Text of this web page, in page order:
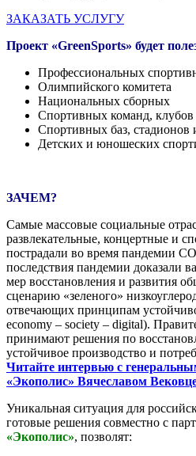
ЗАКАЗАТЬ УСЛУГУ
Проект «GreenSports» будет
Профессиональных
Олимпийского комитета
Национальных сборных
Спортивных команд, клубов
Спортивных баз, стадионов
Детских и юношеских
ЗАЧЕМ?
Самые массовые социальные
развлекательные, концертные и
пострадали во время пандемии
последствия пандемии доказали
мер восстановления и развития
сценарию «зеленого»
отвечающих принципам
economy – society – digital).
принимают решения по
устойчивое производство и
Читайте интервью с
«Экополис» Вячеславом
Уникальная ситуация для
готовые решения совместно с
«Экополис», позволят: